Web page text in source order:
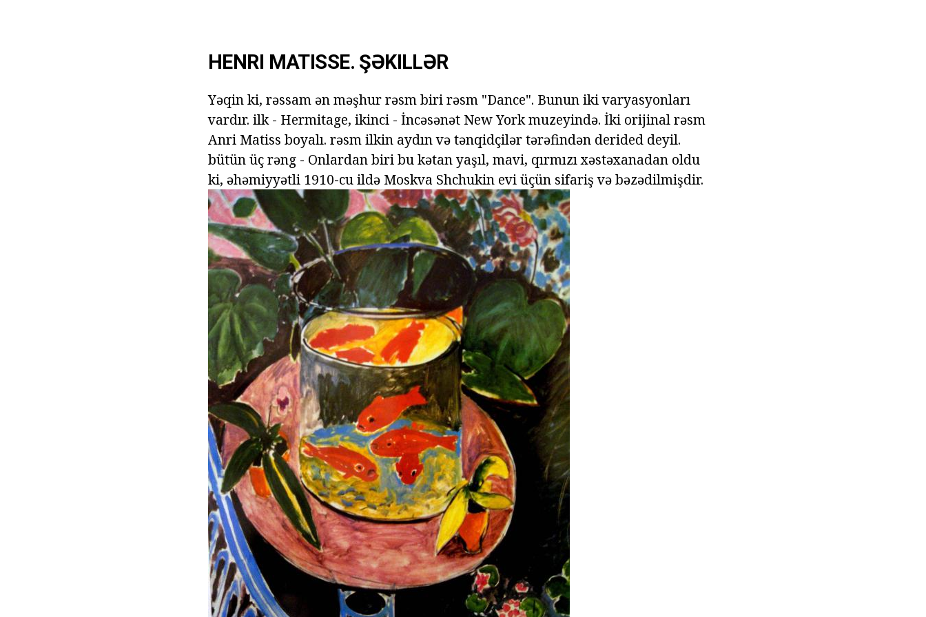
HENRI MATISSE. ŞƏKILLƏR
Yəqin ki, rəssam ən məşhur rəsm biri rəsm "Dance". Bunun iki varyasyonları
vardır. ilk - Hermitage, ikinci - İncəsənət New York muzeyində. İki orijinal rəsm
Anri Matiss boyalı. rəsm ilkin aydın və tənqidçilər tərəfindən derided deyil.
bütün üç rəng - Onlardan biri bu kətan yaşıl, mavi, qırmızı xəstəxanadan oldu
ki, əhəmiyyətli 1910-cu ildə Moskva Shchukin evi üçün sifariş və bəzədilmişdir.